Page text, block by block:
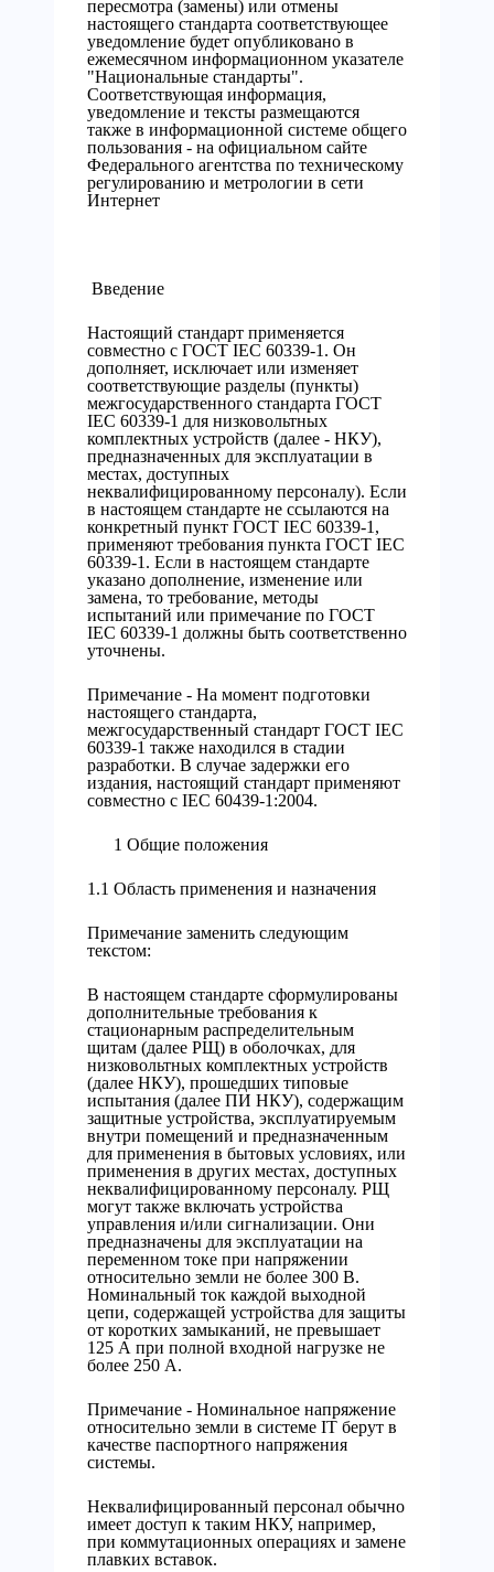
пересмотра (замены) или отмены
настоящего стандарта соответствующее
уведомление будет опубликовано в
ежемесячном информационном указателе
"Национальные стандарты".
Соответствующая информация,
уведомление и тексты размещаются
также в информационной системе общего
пользования - на официальном сайте
Федерального агентства по техническому
регулированию и метрологии в сети
Интернет
Введение
Настоящий стандарт применяется
совместно с ГОСТ IEC 60339-1. Он
дополняет, исключает или изменяет
соответствующие разделы (пункты)
межгосударственного стандарта ГОСТ
IEC 60339-1 для низковольтных
комплектных устройств (далее - НКУ),
предназначенных для эксплуатации в
местах, доступных
неквалифицированному персоналу). Если
в настоящем стандарте не ссылаются на
конкретный пункт ГОСТ IEC 60339-1,
применяют требования пункта ГОСТ IEC
60339-1. Если в настоящем стандарте
указано дополнение, изменение или
замена, то требование, методы
испытаний или примечание по ГОСТ
IEC 60339-1 должны быть соответственно
уточнены.
Примечание - На момент подготовки
настоящего стандарта,
межгосударственный стандарт ГОСТ IEC
60339-1 также находился в стадии
разработки. В случае задержки его
издания, настоящий стандарт применяют
совместно с IEC 60439-1:2004.
1 Общие положения
1.1 Область применения и назначения
Примечание заменить следующим
текстом:
В настоящем стандарте сформулированы
дополнительные требования к
стационарным распределительным
щитам (далее РЩ) в оболочках, для
низковольтных комплектных устройств
(далее НКУ), прошедших типовые
испытания (далее ПИ НКУ), содержащим
защитные устройства, эксплуатируемым
внутри помещений и предназначенным
для применения в бытовых условиях, или
применения в других местах, доступных
неквалифицированному персоналу. РЩ
могут также включать устройства
управления и/или сигнализации. Они
предназначены для эксплуатации на
переменном токе при напряжении
относительно земли не более 300 В.
Номинальный ток каждой выходной
цепи, содержащей устройства для защиты
от коротких замыканий, не превышает
125 А при полной входной нагрузке не
более 250 А.
Примечание - Номинальное напряжение
относительно земли в системе IT берут в
качестве паспортного напряжения
системы.
Неквалифицированный персонал обычно
имеет доступ к таким НКУ, например,
при коммутационных операциях и замене
плавких вставок.